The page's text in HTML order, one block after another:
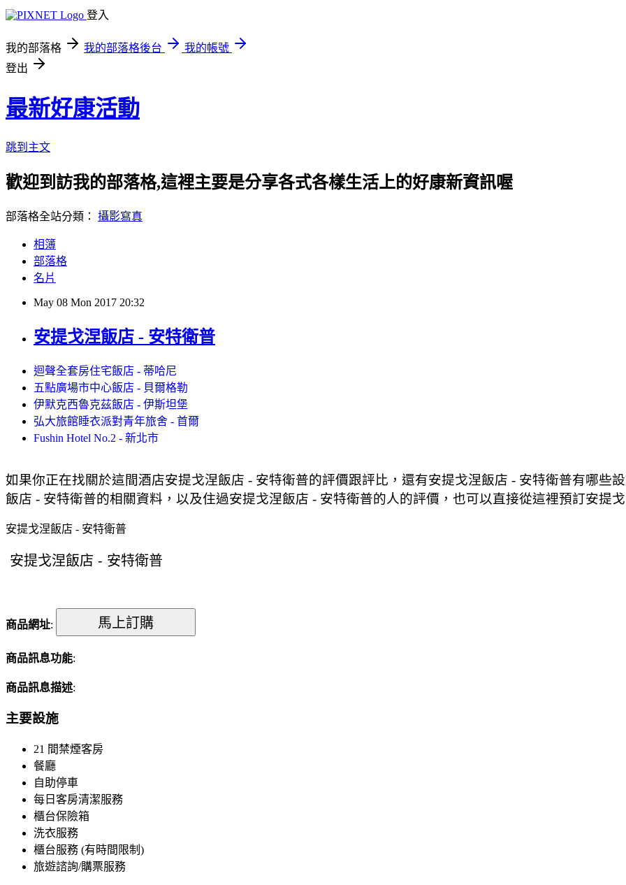
登入
我的部落格 我的部落格後台
我的帳號
登出
最新好康活動
跳到主文
歡迎到訪我的部落格,這裡主要是分享各式各樣生活上的好康新資訊喔
部落格全站分類： 攝影寫真
相簿
部落格
名片
May 08 Mon 2017 20:32
安提戈涅飯店 - 安特衛普
迴聲全套房住宅飯店 - 蒂哈尼
五點廣場市中心飯店 - 貝爾格勒
伊默克西魯克茲飯店 - 伊斯坦堡
弘大旅館睡衣派對青年旅舍 - 首爾
Fushin Hotel No.2 - 新北市
如果你正在找關於這間酒店安提戈涅飯店 - 安特衛普的評價跟評比，還有安提戈涅飯店 - 安特衛普有哪些
飯店 - 安特衛普的相關資料，以及住過安提戈涅飯店 - 安特衛普的人的評價，也可以直接從這裡預訂安提
安提戈涅飯店 - 安特衛普
商品網址:
商品訊息功能:
商品訊息描述:
主要設施
21 間禁煙客房
餐廳
自助停車
每日客房清潔服務
櫃台保險箱
洗衣服務
櫃台服務 (有時間限制)
旅遊諮詢/購票服務